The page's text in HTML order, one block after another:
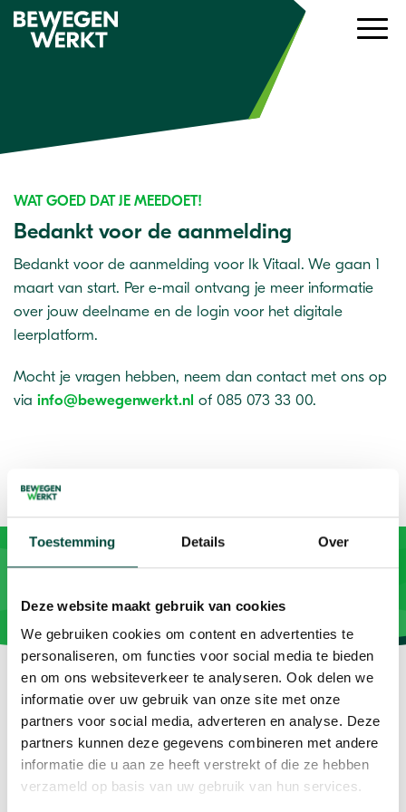
Toestemming Details Over
Deze website maakt gebruik van cookies
We gebruiken cookies om content en advertenties te
personaliseren, om functies voor social media te bieden
en om ons websiteverkeer te analyseren. Ook delen we
informatie over uw gebruik van onze site met onze
partners voor social media, adverteren en analyse. Deze
partners kunnen deze gegevens combineren met andere
informatie die u aan ze heeft verstrekt of die ze hebben
verzameld op basis van uw gebruik van hun services.
WAT GOED DAT JE MEEDOET!
Bedankt voor de aanmelding
Bedankt voor de aanmelding voor Ik Vitaal. We gaan 1
maart van start. Per e-mail ontvang je meer informatie
over jouw deelname en de login voor het digitale
leerplatform.
Mocht je vragen hebben, neem dan contact met ons op
via info@bewegenwerkt.nl of 085 073 33 00.
Vitaliteit als resultaat